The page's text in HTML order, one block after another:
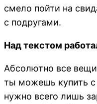
смело пойти на
с подругами.
Над текстом
Абсолютно все
ты можешь купить с
нужно всего лишь